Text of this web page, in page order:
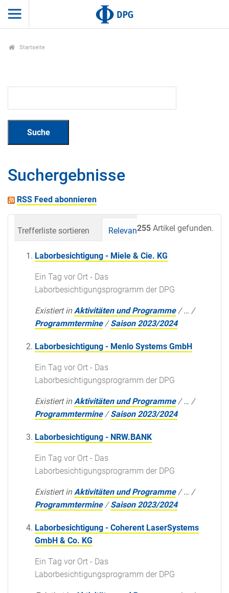
Startseite
Suchergebnisse
RSS Feed abonnieren
255 Artikel gefunden.
Trefferliste sortieren Relevanz Datum
Laborbesichtigung - Miele & Cie. KG
Ein Tag vor Ort - Das
Laborbesichtigungsprogramm der DPG
Existiert in Aktivitäten und Programme /… /
Programmtermine /Saison 2023/2024
Laborbesichtigung - Menlo Systems GmbH
Ein Tag vor Ort - Das
Laborbesichtigungsprogramm der DPG
Existiert in Aktivitäten und Programme /… /
Programmtermine /Saison 2023/2024
Laborbesichtigung - NRW.BANK
Ein Tag vor Ort - Das
Laborbesichtigungsprogramm der DPG
Existiert in Aktivitäten und Programme /… /
Programmtermine /Saison 2023/2024
Laborbesichtigung - Coherent LaserSystems
GmbH & Co. KG
Ein Tag vor Ort - Das
Laborbesichtigungsprogramm der DPG